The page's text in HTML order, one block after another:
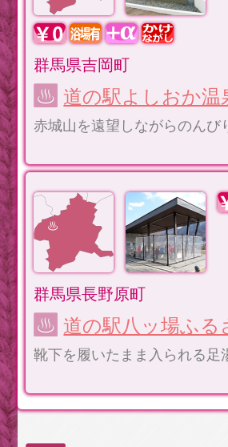
群馬県吉岡町
道の駅よしおか温
赤城山を遠望しながらのんび
群馬県長野原町
道の駅八ッ場ふる
靴下を履いたまま入られる足